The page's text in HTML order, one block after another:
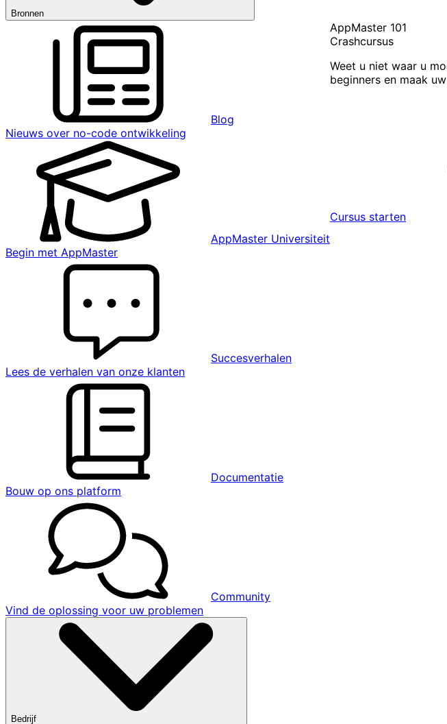
Bronnen
Blog
Nieuws over no-code ontwikkeling
AppMaster Universiteit
Begin met AppMaster
Succesverhalen
Lees de verhalen van onze klanten
Documentatie
Bouw op ons platform
Community
Vind de oplossing voor uw problemen
AppMaster 101
Crashcursus
Weet u niet waar u
beginners en maak
Cursus starten
Bedrijf